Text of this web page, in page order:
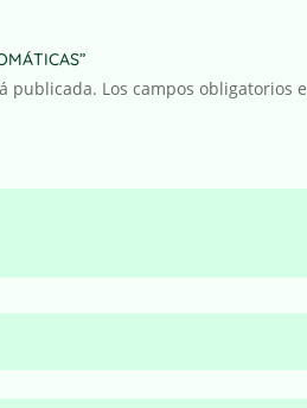
publicada. Los campos obligatorios